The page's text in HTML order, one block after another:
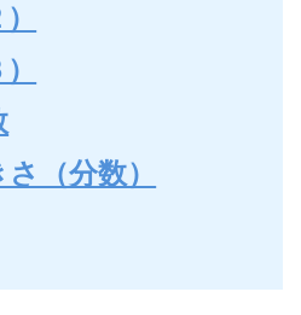
（分数）